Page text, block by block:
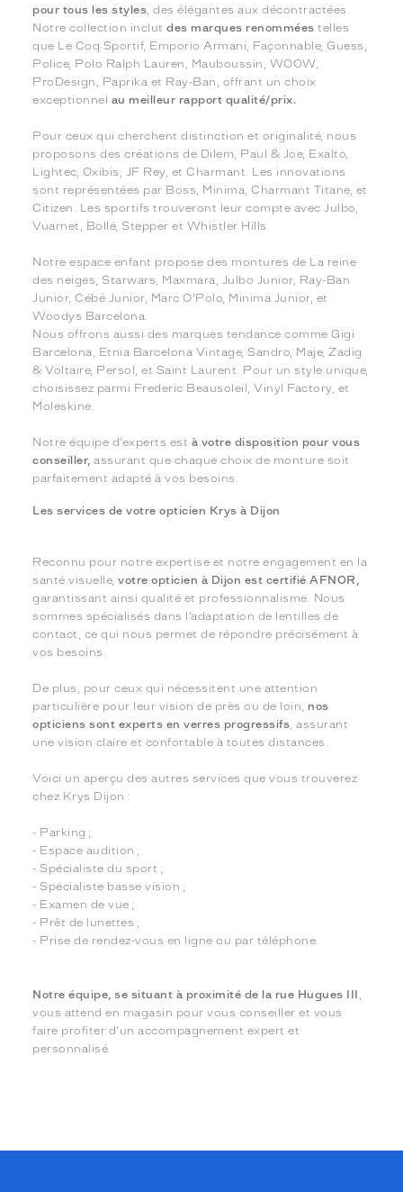
pour tous les styles, des élégantes aux décontractées.
Notre collection inclutdes marques renommées telles
que Le Coq Sportif, Emporio Armani, Façonnable, Guess,
Police, Polo Ralph Lauren, Mauboussin, WOOW,
ProDesign, Paprika et Ray-Ban, offrant un choix
exceptionnel au meilleur rapport qualité/prix.
Pour ceux qui cherchent distinction et originalité, nous
proposons des créations de Dilem, Paul & Joe, Exalto,
Lightec, Oxibis, JF Rey, et Charmant. Les innovations
sont représentées par Boss, Minima, Charmant Titane, et
Citizen. Les sportifs trouveront leur compte avec Julbo,
Vuarnet, Bollé, Stepper et Whistler Hills.
Notre espace enfant propose des montures de La reine
des neiges, Starwars, Maxmara, Julbo Junior, Ray-Ban
Junior, Cébé Junior, Marc O’Polo, Minima Junior, et
Woodys Barcelona.
Nous offrons aussi des marques tendance comme Gigi
Barcelona, Etnia Barcelona Vintage, Sandro, Maje, Zadig
& Voltaire, Persol, et Saint Laurent. Pour un style unique,
choisissez parmi Frederic Beausoleil, Vinyl Factory, et
Moleskine.
Notre équipe d’experts est à votre disposition pour vous
conseiller, assurant que chaque choix de monture soit
parfaitement adapté à vos besoins.
Les services de votre opticien Krys à Dijon
Reconnu pour notre expertise et notre engagement en la
santé visuelle, votre opticien à Dijon est certifié AFNOR,
garantissant ainsi qualité et professionnalisme. Nous
sommes spécialisés dans l’adaptation de lentilles de
contact, ce qui nous permet de répondre précisément à
vos besoins.
De plus, pour ceux qui nécessitent une attention
particulière pour leur vision de près ou de loin, nos
opticiens sont experts en verres progressifs, assurant
une vision claire et confortable à toutes distances.
Voici un aperçu des autres services que vous trouverez
chez Krys Dijon :
- Parking ;
- Espace audition ;
- Spécialiste du sport ;
- Spécialiste basse vision ;
- Examen de vue ;
- Prêt de lunettes ;
- Prise de rendez-vous en ligne ou par téléphone.
Notre équipe, se situant à proximité de la rue Hugues III
,
vous attend en magasin pour vous conseiller et vous
faire profiter d’un accompagnement expert et
personnalisé.